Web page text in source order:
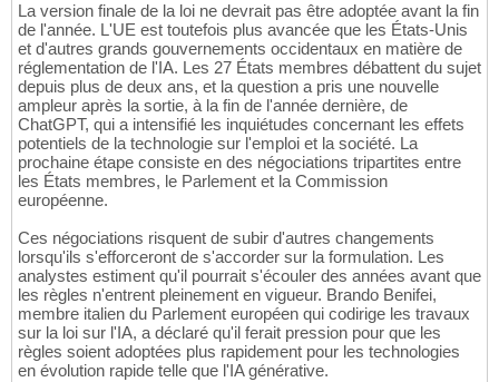
La version finale de la loi ne devrait pas être adoptée avant la fin
de l'année. L'UE est toutefois plus avancée que les États-Unis
et d'autres grands gouvernements occidentaux en matière de
réglementation de l'IA. Les 27 États membres débattent du sujet
depuis plus de deux ans, et la question a pris une nouvelle
ampleur après la sortie, à la fin de l'année dernière, de
ChatGPT, qui a intensifié les inquiétudes concernant les effets
potentiels de la technologie sur l'emploi et la société. La
prochaine étape consiste en des négociations tripartites entre
les États membres, le Parlement et la Commission
européenne.
Ces négociations risquent de subir d'autres changements
lorsqu'ils s'efforceront de s'accorder sur la formulation. Les
analystes estiment qu'il pourrait s'écouler des années avant que
les règles n'entrent pleinement en vigueur. Brando Benifei,
membre italien du Parlement européen qui codirige les travaux
sur la loi sur l'IA, a déclaré qu'il ferait pression pour que les
règles soient adoptées plus rapidement pour les technologies
en évolution rapide telle que l'IA générative.